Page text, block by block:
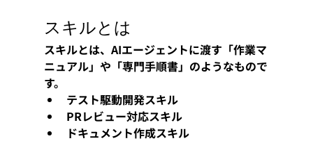
スキルとは
スキルとは、AIエージェントに渡す「作業マ
ニュアル」や「専門手順書」のようなもので
す。
テスト駆動開発スキル
PRレビュー対応スキル
ドキュメント作成スキル